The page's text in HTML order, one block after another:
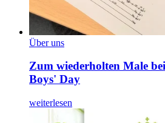
Über uns
Zum wiederholten Male
Boys' Day
weiterlesen